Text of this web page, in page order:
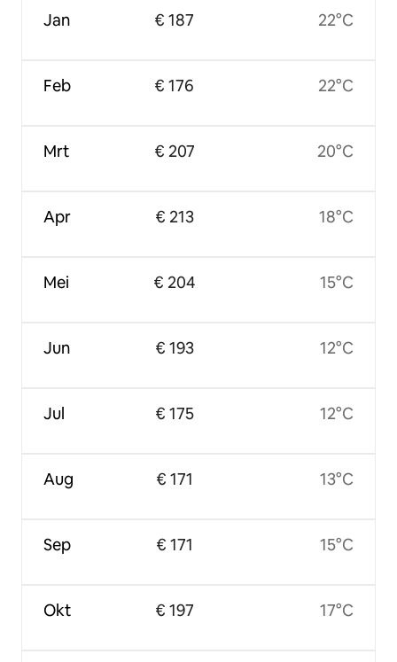
Jan
Feb
Mrt
Apr
Mei
Jun
Jul
Aug
Sep
Okt
€ 187
€ 176
€ 207
€ 213
€ 204
€ 193
€ 175
€ 171
€ 171
€ 197
22°C
22°C
20°C
18°C
15°C
12°C
12°C
13°C
15°C
17°C